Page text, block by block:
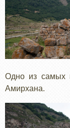
Одно из самых
Амирхана.